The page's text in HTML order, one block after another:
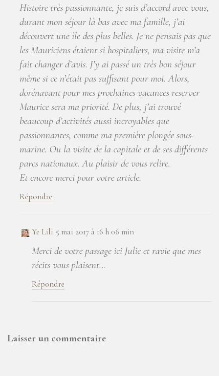
Histoire très passionnante, je suis d’accord avec vous,
durant mon séjour là bas avec ma famille, j’ai
découvert une île des plus belles. Je ne pensais pas que
les Mauriciens étaient si hospitaliers, ma visite m’a
fait changer d’avis. J’y ai passé un très bon séjour
même si ce n’était pas suffisant pour moi. Alors,
dorénavant pour mes prochaines vacances reserver
Maurice sera ma priorité. De plus, j’ai trouvé
beaucoup d’activités aussi incroyables que
passionnantes, comme ma première plongée sous-
marine. Ou la visite de la capitale et de ses différents
parcs nationaux. Au plaisir de vous relire.
Et encore merci pour votre article.
Répondre
Ye Lili 5 mai 2017 à 16 h 06 min
Merci de votre passage ici Julie et ravie que mes
récits vous plaisent…
Répondre
Laisser un commentaire